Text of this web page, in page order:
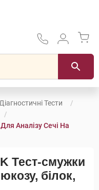
Діагностичні Тести
Аналізу Сечі На
Тест-смужки
білок,